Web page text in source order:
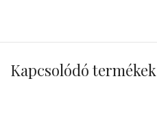
Kapcsolódó termékek